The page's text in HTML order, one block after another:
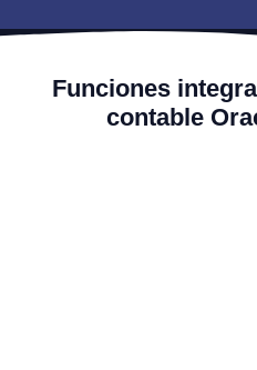
Funciones
contable